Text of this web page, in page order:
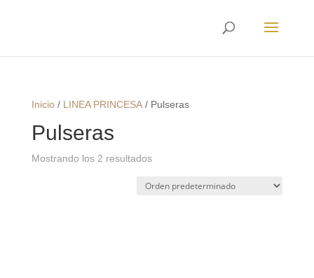
Inicio/ LINEA PRINCESA/ Pulseras
Pulseras
Mostrando los 2 resultados